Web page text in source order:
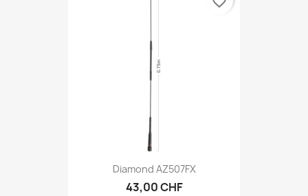
Diamond AZ507FX
43,00 CHF